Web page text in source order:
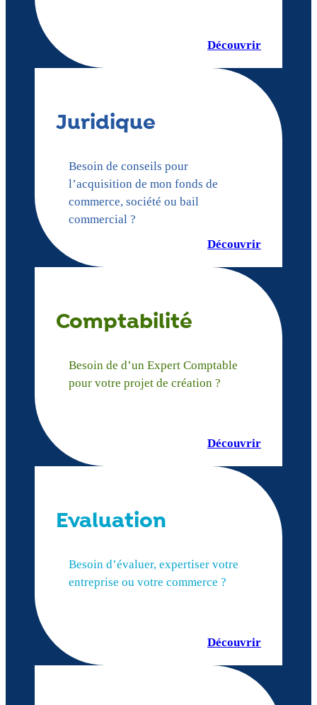
Découvrir
Juridique
Besoin de conseils pour
l’acquisition de mon fonds de
commerce, société ou bail
commercial ?
Découvrir
Comptabilité
Besoin de d’un Expert Comptable
pour votre projet de création ?
Découvrir
Evaluation
Besoin d’évaluer, expertiser votre
entreprise ou votre commerce ?
Découvrir